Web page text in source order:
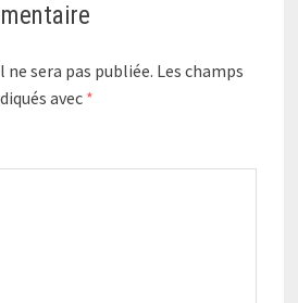
sera pas publiée. Les champs
avec *